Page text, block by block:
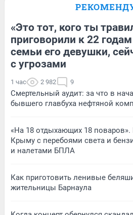
«Это тот, кого ты
приговорили к 22
семьи его девушки,
с угрозами
1 час 2 982 9
Смертельный аудит: за что в
бывшего главбуха нефтяной
«На 18 отдыхающих 18 поваров».
Крыму с перебоями света и
и налетами БПЛА
Как приготовить ленивые
жительницы Барнаула